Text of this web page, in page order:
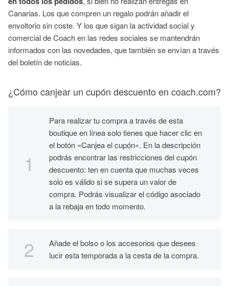
Canarias. Los que compren un regalo podrán añadir el
envoltorio sin coste. Y los que sigan la actividad social y
comercial de Coach en las redes sociales se mantendrán
informados con las novedades, que también se envían a través
del boletín de noticias.
¿Cómo canjear un cupón descuento en coach.com?
Para realizar tu compra a través de esta
boutique en línea solo tienes que hacer clic en
el botón «Canjea el cupón». En la descripción
podrás encontrar las restricciones del cupón
descuento: ten en cuenta que muchas veces
solo es válido si se supera un valor de
compra. Podrás visualizar el código asociado
a la rebaja en todo momento.
Añade el bolso o los accesorios que desees
lucir esta temporada a la cesta de la compra.